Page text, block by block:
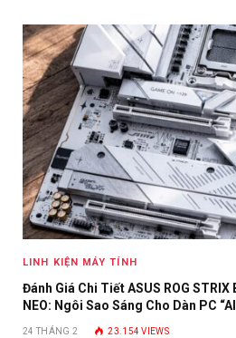
LINH KIỆN MÁY TÍNH
Đánh Giá Chi Tiết ASUS ROG STRIX
NEO: Ngôi Sao Sáng Cho Dàn PC
24 THÁNG 2 23.154VIEWS